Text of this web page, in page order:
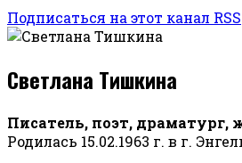
Подписаться на этот канал RSS
Светлана Тишкина
Писатель, поэт, драматург,
Родилась 15.02.1963 г. в г.